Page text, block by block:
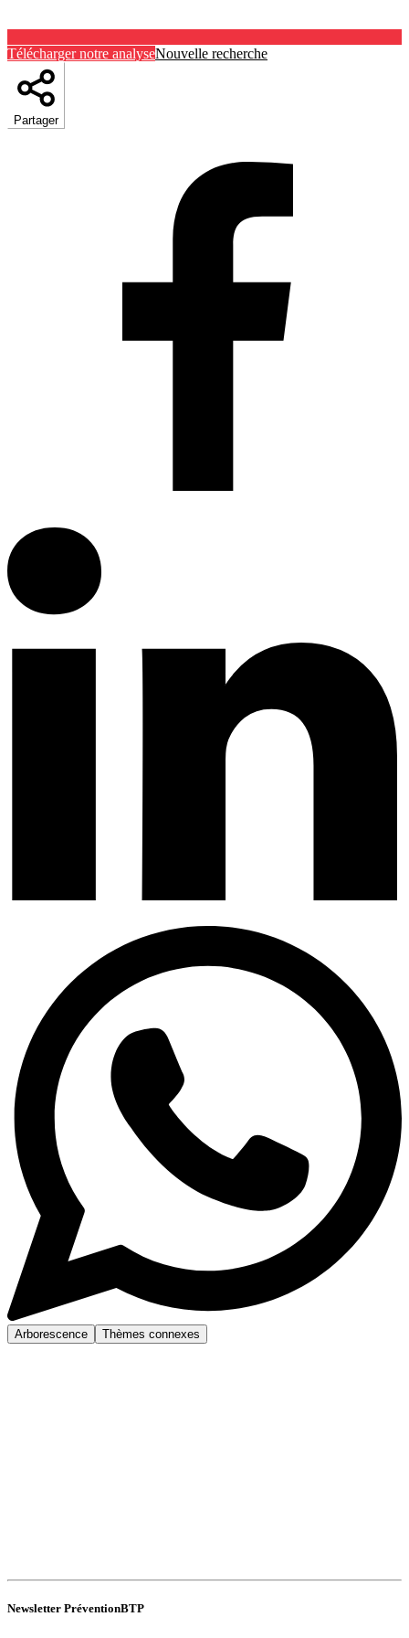
Télécharger notre analyseNouvelle recherche
Partager
Arborescence Thèmes connexes
Newsletter PréventionBTP